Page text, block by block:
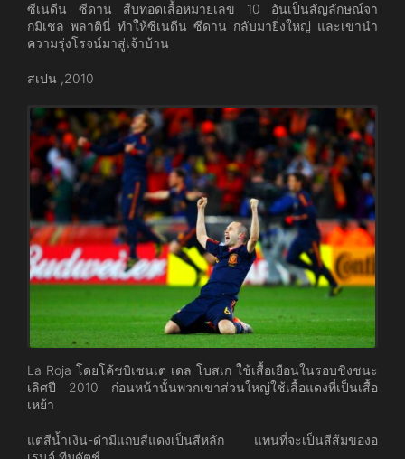
ซีเนดีน ซีดาน สืบทอดเสื้อหมายเลข 10 อันเป็นสัญลักษณ์จา
กมิเชล พลาตินี่ ทำให้ซีเนดีน ซีดาน กลับมายิ่งใหญ่ และเขานำ
ความรุ่งโรจน์มาสู่เจ้าบ้าน
สเปน ,2010
La Roja โดยโค้ชบิเซนเต เดล โบสเก ใช้เสื้อเยือนในรอบชิงชนะ
เลิศปี 2010 ก่อนหน้านั้นพวกเขาส่วนใหญ่ใช้เสื้อแดงที่เป็นเสื้อ
เหย้า
แต่สีน้ำเงิน-ดำมีแถบสีแดงเป็นสีหลัก แทนที่จะเป็นสีส้มของอ